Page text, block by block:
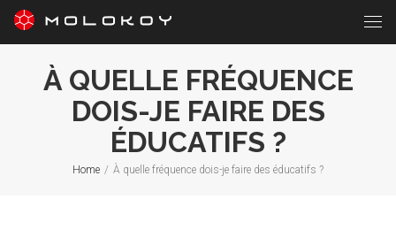
À QUELLE FRÉQUENCE
DOIS-JE FAIRE DES
ÉDUCATIFS ?
Home / À quelle fréquence dois-je faire des éducatifs ?